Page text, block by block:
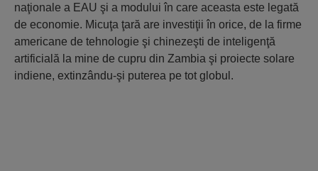
naţionale a EAU şi a modului în care aceasta este legată
de economie. Micuţa ţară are investiţii în orice, de la firme
americane de tehnologie şi chinezeşti de inteligenţă
artificială la mine de cupru din Zambia şi proiecte solare
indiene, extinzându-şi puterea pe tot globul.